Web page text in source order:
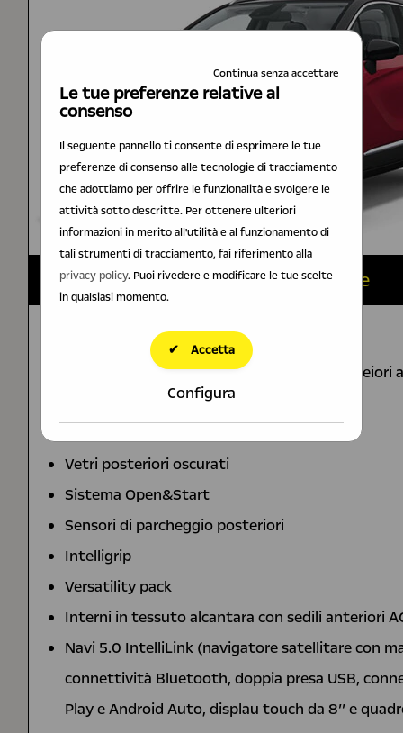
Continua senza accettare
Le tue preferenze relative al
consenso
Il seguente pannello ti consente di esprimere le tue
preferenze di consenso alle tecnologie di tracciamento
che adottiamo per offrire le funzionalità e svolgere le
attività sotto descritte. Per ottenere ulteriori
informazioni in merito all'utilità e al funzionamento di
tali strumenti di tracciamento, fai riferimento alla
privacy policy. Puoi rivedere e modificare le tue scelte
in qualsiasi momento.
Configura
✔ Accetta
Crossland Ultimate
Cerchi in lega da 17’’ Black
Fari anteriori a LED autoadattivi e luci posteiori
Fari fendinebbia anteriori
Vetri posteriori oscurati
Sistema Open&Start
Sensori di parcheggio posteriori
Intelligrip
Versatility pack
Interni in tessuto alcantara con sedili anteriori
Navi 5.0 IntelliLink (navigatore satellitare con
connettività Bluetooth, doppia presa USB,
Play e Android Auto, displau touch da 8’’ e